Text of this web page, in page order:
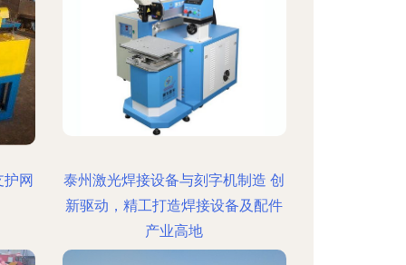
护网
泰州激光焊接设备与刻字机制造 创
新驱动，精工打造焊接设备及配件
产业高地